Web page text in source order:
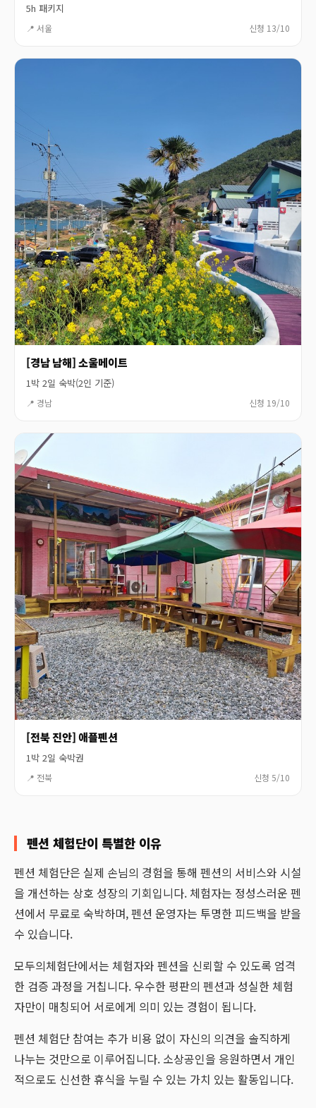
5h 패키지
📍 서울 신청 13/10
[경남 남해] 소울메이트
1박 2일 숙박(2인 기준)
📍 경남 신청 19/10
[전북 진안] 애플펜션
1박 2일 숙박권
📍 전북 신청 5/10
펜션 체험단이 특별한 이유
펜션 체험단은 실제 손님의 경험을 통해 펜션의 서비스와 시설
을 개선하는 상호 성장의 기회입니다. 체험자는 정성스러운 펜
션에서 무료로 숙박하며, 펜션 운영자는 투명한 피드백을 받을
수 있습니다.
모두의체험단에서는 체험자와 펜션을 신뢰할 수 있도록 엄격
한 검증 과정을 거칩니다. 우수한 평판의 펜션과 성실한 체험
자만이 매칭되어 서로에게 의미 있는 경험이 됩니다.
펜션 체험단 참여는 추가 비용 없이 자신의 의견을 솔직하게
나누는 것만으로 이루어집니다. 소상공인을 응원하면서 개인
적으로도 신선한 휴식을 누릴 수 있는 가치 있는 활동입니다.